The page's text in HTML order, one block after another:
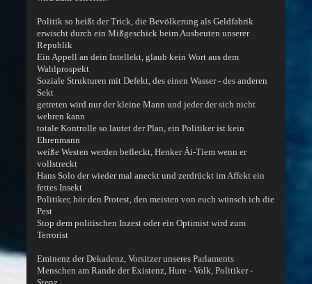
Politik so heißt der Trick, die Bevölkerung als Geldfabrik
erwischt durch ein Mißgeschick beim Ausbeuten unserer
Republik
Ein Appell an dein Intellekt, glaub kein Wort aus dem
Wahlprospekt
Soziale Strukturen mit Defekt, des einen Wasser - des anderen
Sekt
getreten wird nur der kleine Mann und jeder der sich nicht
wehren kann
totale Kontrolle so lautet der Plan, ein Politiker ist kein
Ehrenmann
weiße Westen werden befleckt, Henker Äi-Tiem wenn er
vollstreckt
Hans Solo der wieder mal aneckt und zerdrückt im Affekt ein
fettes Insekt
Politiker, hör den Protest, den meisten von euch wünsch ich die
Pest
Stop dem politischen Inzest oder ein Optimist wird zum
Terrorist
Eminenz der Dekadenz, Vorsitzer unseres Parlaments
Menschen am Rande der Existenz, Hure - Volk, Politiker -